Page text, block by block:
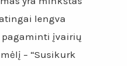
lengva
pagaminti įvairių
– “Susikurk